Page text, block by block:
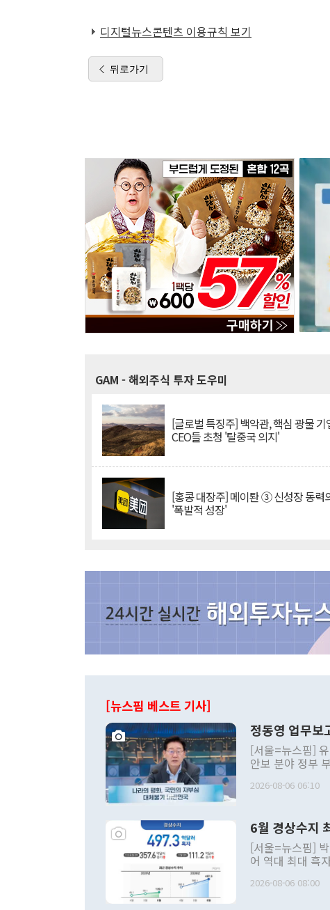
디지털뉴스콘텐츠 이용규칙 보기
뒤로가기
GAM - 해외주식 투자 도우미
[글로벌 특징주] 백악관, 핵심 광물 기
CEO들 초청 '탈중국 의지'
[홍콩 대장주] 메이퇀 ③ 신성장 동력
'폭발적 성장'
[뉴스핌 베스트 기사]
정동영 업무보
[서울=뉴스핌]
안보 분야 정부
발언 중에는 정
주의적 희망에
관의 대북 정책
관 부처 장관이
관의 무리한 대
다. [정동영 통일부 장관이 지난달 23일 오후 서울 종로구 정부서울청사에
2026-08-06 06:10
6월 경상수지
[서울=뉴스핌]
어 역대 최대 흑
료=한국은행] 한국은행이 6일 발표한 '2026년 6월 국제수지(잠정)'에 따르
2026-08-06 08:00